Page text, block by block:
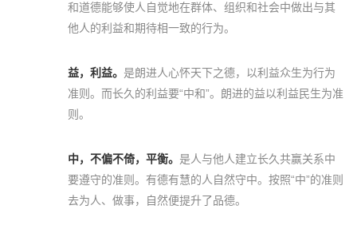
和道德能够使人自觉地在群体、组织和社会中做出与其
他人的利益和期待相一致的行为。
益，利益。 是朗进人心怀天下之德，以利益众生为行为
准则。而长久的利益要“中和”。朗进的益以利益民生为准
则。
中，不偏不倚，平衡。 是人与他人建立长久共赢关系中
要遵守的准则。有德有慧的人自然守中。按照“中”的准则
去为人、做事，自然便提升了品德。